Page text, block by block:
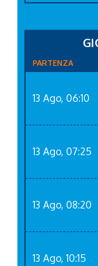
PARTENZA
13 Ago, 06:10
13 Ago, 07:25
13 Ago, 08:20
13 Ago, 10:15